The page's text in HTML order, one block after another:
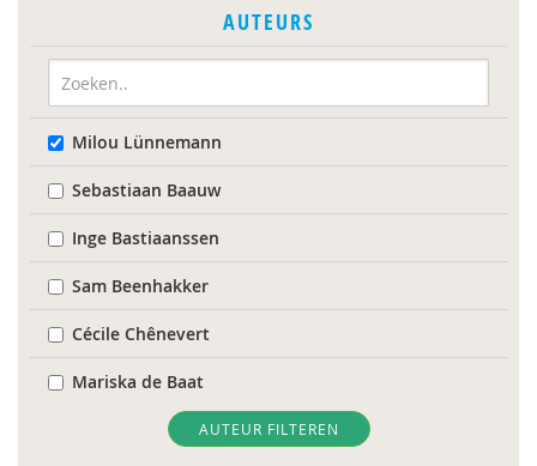
AUTEURS
Milou Lünnemann
Sebastiaan Baauw
Inge Bastiaanssen
Sam Beenhakker
Cécile Chênevert
Mariska de Baat
Reinier Feiner AUTEUR FILTEREN